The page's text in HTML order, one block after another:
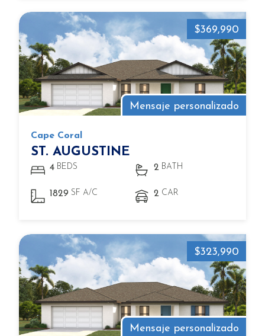
Mensaje personalizado
$369,990
Cape Coral
ST. AUGUSTINE
4 BEDS 2 BATH
1829 SF A/C 2 CAR
Mensaje personalizado
$323,990